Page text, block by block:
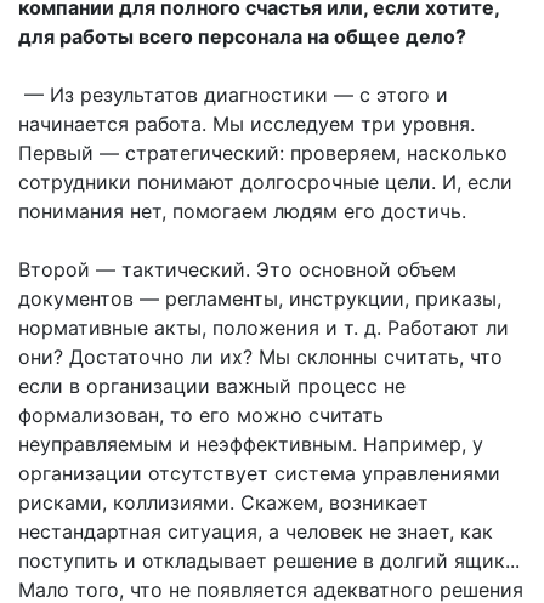
компании для полного счастья или, если хотите,
для работы всего персонала на общее дело?
— Из результатов диагностики — с этого и
начинается работа. Мы исследуем три уровня.
Первый — стратегический: проверяем, насколько
сотрудники понимают долгосрочные цели. И, если
понимания нет, помогаем людям его достичь.
Второй — тактический. Это основной объем
документов — регламенты, инструкции, приказы,
нормативные акты, положения и т. д. Работают ли
они? Достаточно ли их? Мы склонны считать, что
если в организации важный процесс не
формализован, то его можно считать
неуправляемым и неэффективным. Например, у
организации отсутствует система управлениями
рисками, коллизиями. Скажем, возникает
нестандартная ситуация, а человек не знает, как
поступить и откладывает решение в долгий ящик...
Мало того, что не появляется адекватного решения